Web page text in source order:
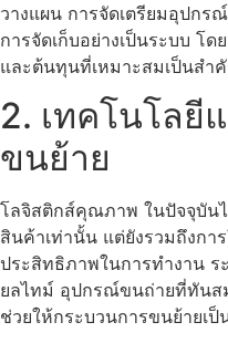
วางแผน การจัดเตรียมอุปกร
การจัดเก็บอย่างเป็นระบบ โ
และต้นทุนที่เหมาะสมเป็นสำ
2. เทคโนโลยี
ขนย้าย
โลจิสติกส์คุณภาพ ในปัจจุบันไ
สินค้าเท่านั้น แต่ยังรวมถึงกา
ประสิทธิภาพในการทำงาน ร
ยลไทม์ อุปกรณ์ขนถ่ายที่ทันส
ช่วยให้กระบวนการขนย้ายเ